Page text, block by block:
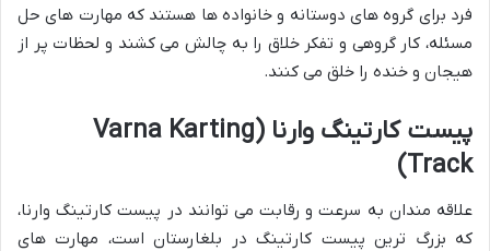
فرد برای گروه های دوستانه و خانواده ها هستند که مهارت های حل
مسئله، کار گروهی و تفکر خلاق را به چالش می کشند و لحظات پر از
هیجان و خنده را خلق می کنند.
پیست کارتینگ وارنا (Varna Karting
Track)
علاقه مندان به سرعت و رقابت می توانند در پیست کارتینگ وارنا،
که بزرگ ترین پیست کارتینگ در بلغارستان است، مهارت های